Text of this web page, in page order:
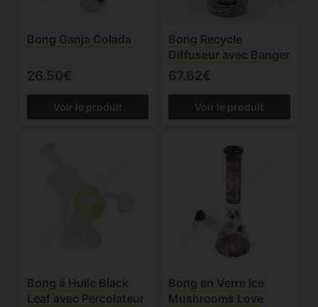
Bong Ganja Colada
26.50€
Voir le produit
Bong Recycle
Diffuseur avec Banger
67.62€
Voir le produit
Bong à Huile Black
Leaf avec Percolateur
Bong en Verre Ice
Mushrooms Love